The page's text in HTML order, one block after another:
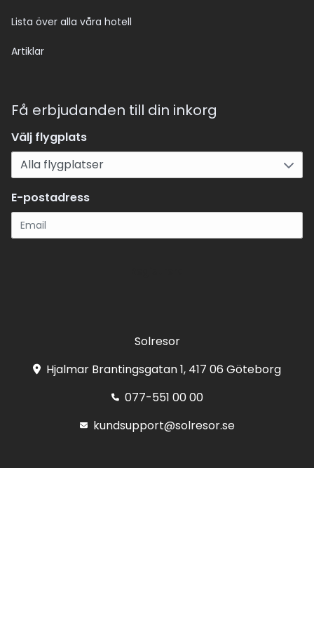
Lista över alla våra hotell
Artiklar
Få erbjudanden till din inkorg
Välj flygplats
E-postadress
Solresor
Hjalmar Brantingsgatan 1, 417 06 Göteborg
077-551 00 00
kundsupport@solresor.se